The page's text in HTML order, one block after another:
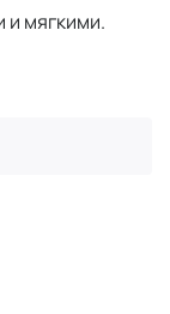
и мягкими.